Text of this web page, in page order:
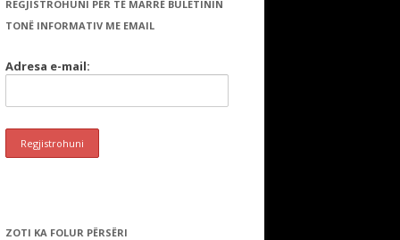
REGJISTROHUNI PËR TË MARRË BULETININ
TONË INFORMATIV ME EMAIL
Adresa e-mail:
ZOTI KA FOLUR PËRSËRI